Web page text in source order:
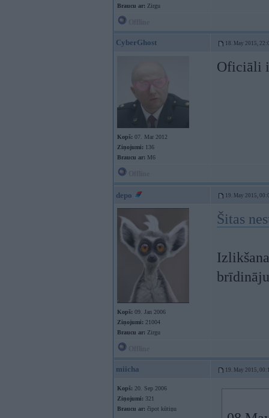
Braucu ar: Zirgu
CyberGhost 18. May 2015,
Kopš: 07. Mar 2012
Ziņojumi: 136
Braucu ar: M6
Oficiāli
depo 19. May 2015,
Kopš: 09. Jan 2006
Ziņojumi: 21004
Braucu ar: Zirgu
Šitas
miicha 19. May 2015,
Kopš: 20. Sep 2006
Ziņojumi: 321
Braucu ar: čipot kūtiņu